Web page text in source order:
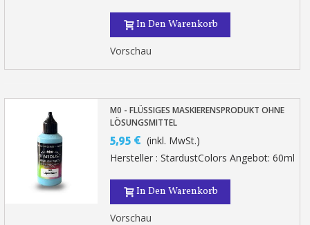
In Den Warenkorb
Vorschau
M0 - FLÜSSIGES MASKIERENSPRODUKT OHNE
LÖSUNGSMITTEL
5,95 € (inkl. MwSt.)
Hersteller : StardustColors Angebot: 60ml
In Den Warenkorb
Vorschau